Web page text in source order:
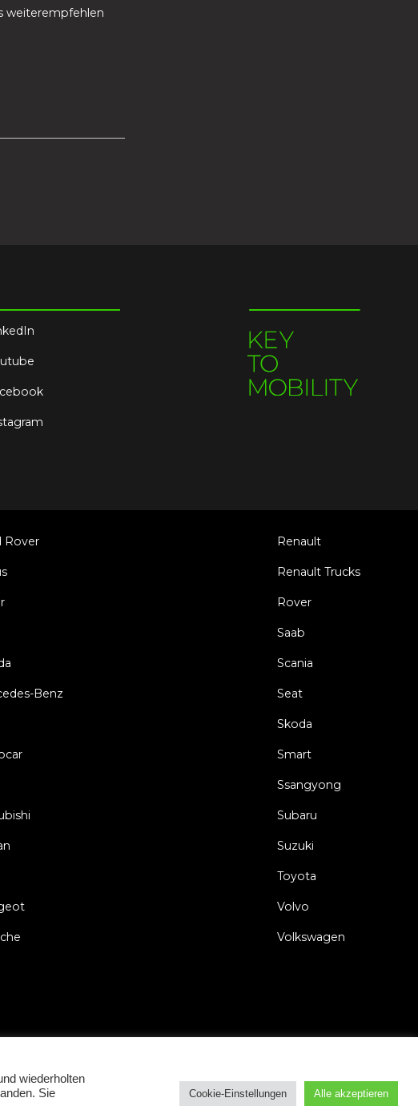
weiterempfehlen
Rover
Benz
Renault
Renault Trucks
Rover
Saab
Scania
Seat
Skoda
Smart
Ssangyong
Subaru
Suzuki
Toyota
Volvo
Volkswagen
wiederholten
Sie
Cookie-Einstellungen Alle akzeptieren